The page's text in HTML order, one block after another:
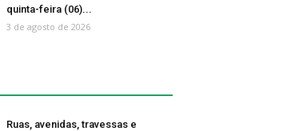
quinta-feira (06)...
3 de agosto de 2026
Ruas, avenidas, travessas e